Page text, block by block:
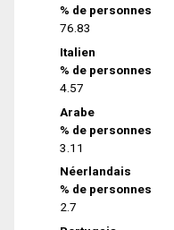
% de personnes
76.83
Italien
% de personnes
4.57
Arabe
% de personnes
3.11
Néerlandais
% de personnes
2.7